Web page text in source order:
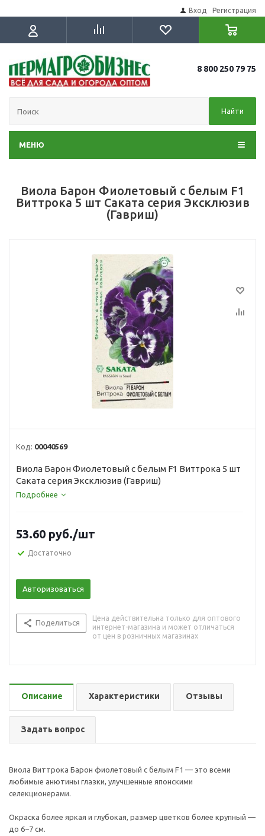
Вход Регистрация
8 800 250 79 75
Найти
МЕНЮ
Виола Барон Фиолетовый с белым F1
Виттрока 5 шт Саката серия Эксклюзив
(Гавриш)
Код: 00040569
Виола Барон Фиолетовый с белым F1 Виттрока 5 шт
Саката серия Эксклюзив (Гавриш)
Подробнее
53.60 руб./шт
Достаточно
Авторизоваться
Поделиться
Цена действительна только для оптового
интернет-магазина и может отличаться
от цен в розничных магазинах
Описание Характеристики Отзывы
Задать вопрос
Виола Виттрока Барон фиолетовый с белым F1 — это всеми
любимые анютины глазки, улучшенные японскими
селекционерами.
Окраска более яркая и глубокая, размер цветков более крупный —
до 6−7 см.